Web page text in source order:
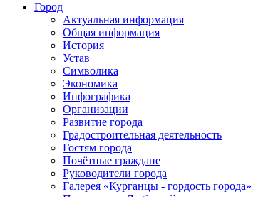
Город
Актуальная информация
Общая информация
История
Устав
Символика
Экономика
Инфографика
Организации
Развитие города
Градостроительная деятельность
Гостям города
Почётные граждане
Руководители города
Галерея «Курганцы - гордость города»